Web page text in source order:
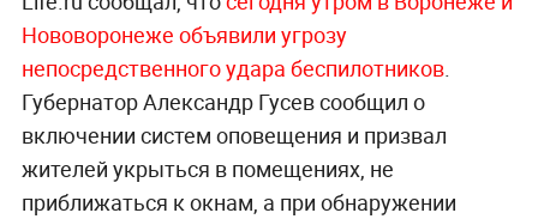
Нововоронеже объявили угрозу
непосредственного удара беспилотников.
Губернатор Александр Гусев сообщил о
включении систем оповещения и призвал
жителей укрыться в помещениях, не
приближаться к окнам, а при обнаружении